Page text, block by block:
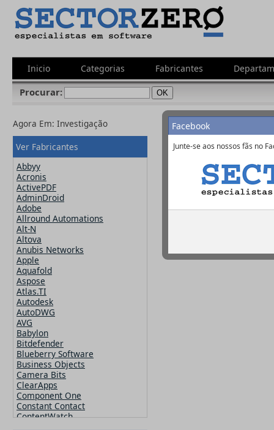
Inicio Categorias Fabricantes
Procurar:
Agora Em: Investigação
Ver Fabricantes
Abbyy
Acronis
ActivePDF
AdminDroid
Adobe
Allround Automations
Alt-N
Altova
Anubis Networks
Apple
Aquafold
Aspose
Atlas.TI
Autodesk
AutoDWG
AVG
Babylon
Bitdefender
Blueberry Software
Business Objects
Camera Bits
ClearApps
Component One
Constant Contact
ContentWatch
EndNote
Facebook
Junte-se aos nossos fãs no